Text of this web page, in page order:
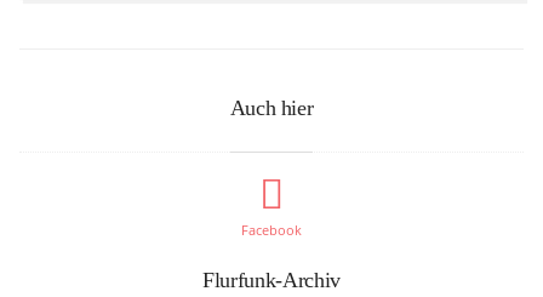
Auch hier
Facebook
Flurfunk-Archiv